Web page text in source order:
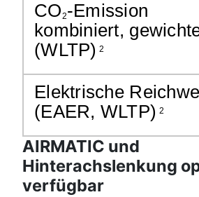
CO2-Emission
kombiniert,
(WLTP) 2
Elektrische
(EAER, WLTP) 2
AIRMATIC und
Hinterachslenkung
verfügbar